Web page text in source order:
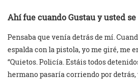
Ahí fue cuando Gustau y usted
Pensaba que venía detrás de mí.
espalda con la pistola, yo me giré, me
“Quietos. Policía. Estáis todos
hermano pasaría corriendo por detrás,